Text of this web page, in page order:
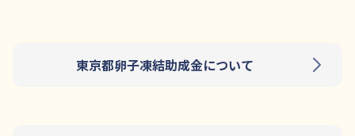
東京都卵子凍結助成金について